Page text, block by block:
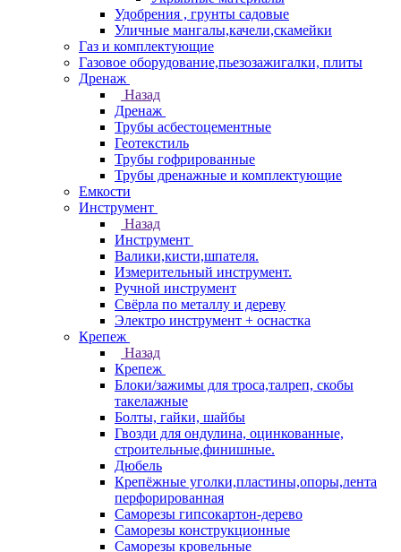
Удобрения , грунты садовые
Уличные мангалы,качели,скамейки
Газ и комплектующие
Газовое оборудование,пьезозажигалки, плиты
Дренаж
Назад
Дренаж
Трубы асбестоцементные
Геотекстиль
Трубы гофрированные
Трубы дренажные и комплектующие
Емкости
Инструмент
Назад
Инструмент
Валики,кисти,шпателя.
Измерительный инструмент.
Ручной инструмент
Свёрла по металлу и дереву
Электро инструмент + оснастка
Крепеж
Назад
Крепеж
Блоки/зажимы для троса,талреп, скобы
такелажные
Болты, гайки, шайбы
Гвозди для ондулина, оцинкованные,
строительные,финишные.
Дюбель
Крепёжные уголки,пластины,опоры,лента
перфорированная
Саморезы гипсокартон-дерево
Саморезы конструкционные
Саморезы кровельные